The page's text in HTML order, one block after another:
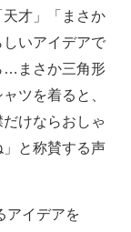
才」「まさか
いアイデアで
…まさか三角形
ツを着ると、
けならおしゃ
と称賛する声
アイデアを